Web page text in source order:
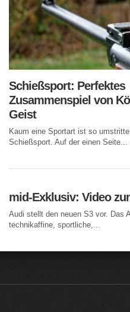
Schießsport: Perfektes
Zusammenspiel von
Geist
Kaum eine Sportart ist so
Schießsport. Auf der einen Seite...
mid-Exklusiv: Video
Audi stellt den neuen S3 vor. Das
technikaffine, sportliche,...